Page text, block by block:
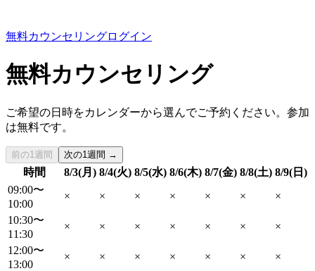
無料カウンセリングログイン
無料カウンセリング
ご希望の日時をカレンダーから選んでご予約ください。参加
は無料です。
前の1週間 次の1週間 →
時間 8/3(月) 8/4(火) 8/5(水) 8/6(木) 8/7(金) 8/8(土) 8/9(日)
09:00〜
10:00
× × × × × ×
×
10:30〜
11:30
× × × × × ×
×
12:00〜
13:00
× × × × × ×
×